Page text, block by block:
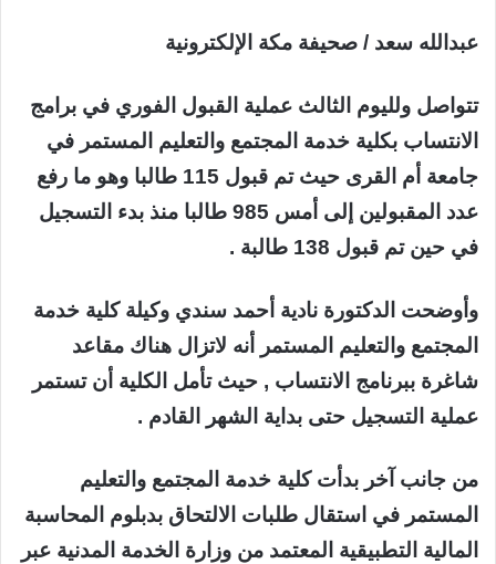
عبدالله سعد / صحيفة مكة الإلكترونية
تتواصل ولليوم الثالث عملية القبول الفوري في برامج
الانتساب بكلية خدمة المجتمع والتعليم المستمر في
جامعة أم القرى حيث تم قبول 115 طالبا وهو ما رفع
عدد المقبولين إلى أمس 985 طالبا منذ بدء التسجيل
في حين تم قبول 138 طالبة .
وأوضحت الدكتورة نادية أحمد سندي وكيلة كلية خدمة
المجتمع والتعليم المستمر أنه لاتزال هناك مقاعد
شاغرة ببرنامج الانتساب , حيث تأمل الكلية أن تستمر
عملية التسجيل حتى بداية الشهر القادم .
من جانب آخر بدأت كلية خدمة المجتمع والتعليم
المستمر في استقال طلبات الالتحاق بدبلوم المحاسبة
المالية التطبيقية المعتمد من وزارة الخدمة المدنية عبر